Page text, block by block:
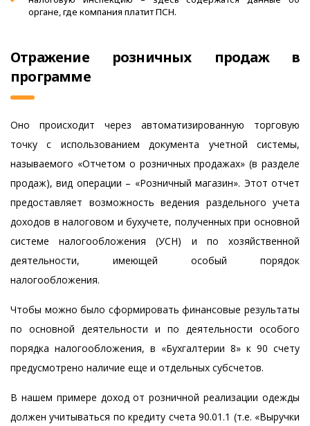
органе, где компания платит ПСН.
Отражение розничных продаж в
программе
Оно происходит через автоматизированную торговую
точку с использованием документа учетной системы,
называемого «Отчетом о розничных продажах» (в разделе
продаж), вид операции – «Розничный магазин». Этот отчет
предоставляет возможность ведения раздельного учета
доходов в налоговом и бухучете, полученных при основной
системе налогообложения (УСН) и по хозяйственной
деятельности, имеющей особый порядок
налогообложения.
Чтобы можно было сформировать финансовые результаты
по основной деятельности и по деятельности особого
порядка налогообложения, в «Бухгалтерии 8» к 90 счету
предусмотрено наличие еще и отдельных субсчетов.
В нашем примере доход от розничной реализации одежды
должен учитываться по кредиту счета 90.01.1 (т.е. «Выручки